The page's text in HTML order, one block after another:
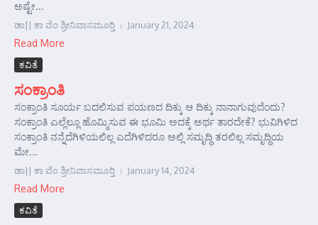
ಅಷ್ಟೇ...
ಡಾ|| ಕಾ ವೆಂ ಶ್ರೀನಿವಾಸಮೂರ್‍ತಿ January 21, 2024
Read More
ಕವಿತೆ
ಸಂಕ್ರಾಂತಿ
ಸಂಕ್ರಾಂತಿ ಸೂರ್ಯ ಬದಲಿಸುವ ಪಯಣದ ದಿಕ್ಕು ಆ ದಿಕ್ಕು ನಾನಾಗುವುದೆಂದು?
ಸಂಕ್ರಾಂತಿ ಎಲ್ಲೆಲ್ಲೂ ಹೊಮ್ಮಿಸುವ ಈ ಭೂಮಿ ಅದಕ್ಕೆ ಅರ್ಥ ತಾರದೇಕೆ? ಭುವಿಗಿಳಿದ
ಸಂಕ್ರಾಂತಿ ನನ್ನೆದೆಗಿಳಿಯಲಿಲ್ಲ ಎದೆಗಿಳಿದರೂ ಅಲ್ಲಿ ಸಮೃದ್ಧಿ ತರಲಿಲ್ಲ ಸಮೃದ್ಧಿಯ
ಮೇ...
ಡಾ|| ಕಾ ವೆಂ ಶ್ರೀನಿವಾಸಮೂರ್‍ತಿ January 14, 2024
Read More
ಕವಿತೆ